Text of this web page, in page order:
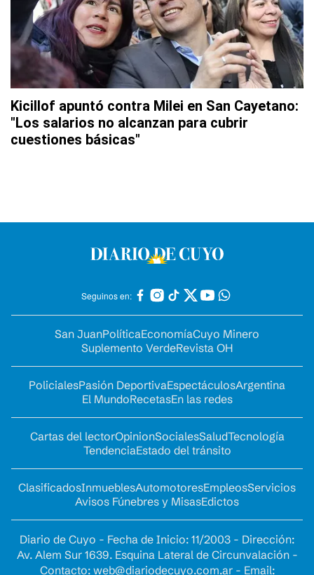
Kicillof apuntó contra Milei en San Cayetano:
"Los salarios no alcanzan para cubrir
cuestiones básicas"
Seguinos en:
San JuanPolíticaEconomíaCuyo Minero
Suplemento VerdeRevista OH
PolicialesPasión DeportivaEspectáculosArgentina
El MundoRecetasEn las redes
Cartas del lectorOpinionSocialesSaludTecnología
TendenciaEstado del tránsito
ClasificadosInmueblesAutomotoresEmpleosServicios
Avisos Fúnebres y MisasEdictos
Diario de Cuyo - Fecha de Inicio: 11/2003 - Dirección:
Av. Alem Sur 1639. Esquina Lateral de Circunvalación -
Contacto: web@diariodecuyo.com.ar- Email: